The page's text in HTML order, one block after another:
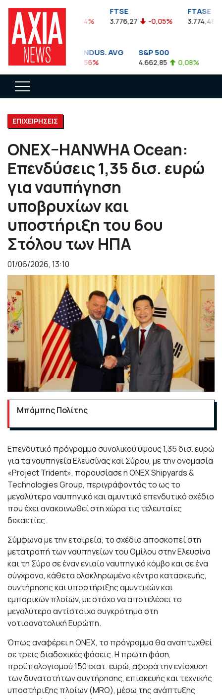
FTSEA
899,47 -0,04%
FTSE
3.776,27 -0,05%
FTASE
3.774,48
DOW JONES INDUS. AVG
35.911,81 -0,56%
S&P 500
4.662,85 0,08%
ΕΠΙΧΕΙΡΗΣΕΙΣ
ONEX–HANWHA Ocean:
Επενδύσεις 1,35 δισ. ευρώ
για ναυπήγηση
υποβρυχίων και
υποστήριξη του 6ου
Στόλου των ΗΠΑ
01/06/2026, 13:10
Μπάμπης Πολίτης
Επενδυτικό πρόγραμμα συνολικού ύψους 1,35 δισ. ευρώ
για τα ναυπηγεία Ελευσίνας και Σύρου, με την ονομασία
«Project Trident», παρουσίασε η ONEX Shipyards &
Technologies Group, περιγράφοντάς το ως το
μεγαλύτερο ναυπηγικό και αμυντικό επενδυτικό σχέδιο
που έχει ανακοινωθεί στη χώρα τις τελευταίες
δεκαετίες.
Σύμφωνα με την εταιρεία, το σχέδιο αποσκοπεί στη
μετατροπή των ναυπηγείων του Ομίλου στην Ελευσίνα
και τη Σύρο σε έναν ενιαίο ναυπηγικό κόμβο και σε ένα
σύγχρονο, κάθετα ολοκληρωμένο κέντρο κατασκευής,
συντήρησης και υποστήριξης αμυντικών και
εμπορικών πλοίων, με στόχο να αποτελέσει το
μεγαλύτερο αντίστοιχο συγκρότημα στη
νοτιοανατολική Ευρώπη.
Όπως αναφέρει η ONEX, το πρόγραμμα θα αναπτυχθεί
σε τρεις διαδοχικές φάσεις. Η πρώτη φάση,
προϋπολογισμού 150 εκατ. ευρώ, αφορά την ενίσχυση
των δυνατοτήτων συντήρησης, επισκευής και τεχνικής
υποστήριξης πλοίων (MRO), μέσω της ανάπτυξης